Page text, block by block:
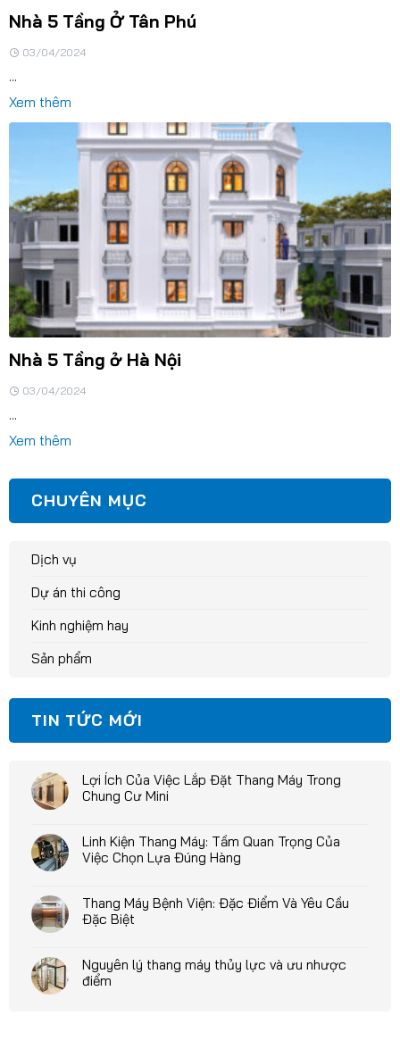
Nhà 5 Tầng Ở Tân Phú
03/04/2024
...
Xem thêm
Nhà 5 Tầng ở Hà Nội
03/04/2024
...
Xem thêm
CHUYÊN MỤC
Dịch vụ
Dự án thi công
Kinh nghiệm hay
Sản phẩm
TIN TỨC MỚI
Lợi Ích Của Việc Lắp Đặt Thang Máy Trong
Chung Cư Mini
Linh Kiện Thang Máy: Tầm Quan Trọng Của
Việc Chọn Lựa Đúng Hàng
Thang Máy Bệnh Viện: Đặc Điểm Và Yêu Cầu
Đặc Biệt
Nguyên lý thang máy thủy lực và ưu nhược
điểm